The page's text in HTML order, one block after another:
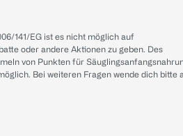
141/EG ist es nicht möglich auf
oder andere Aktionen zu geben. Des
von Punkten für
Bei weiteren Fragen wende dich bitte